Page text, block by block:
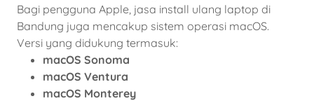
Bagi pengguna Apple, jasa install ulang laptop di
Bandung juga mencakup sistem operasi macOS.
Versi yang didukung termasuk:
macOS Sonoma
macOS Ventura
macOS Monterey